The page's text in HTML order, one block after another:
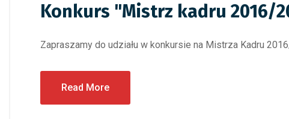
Konkurs "Mistrz kadru 2016/
Zapraszamy do udziału w konkursie na Mistrza Kadru
Read More